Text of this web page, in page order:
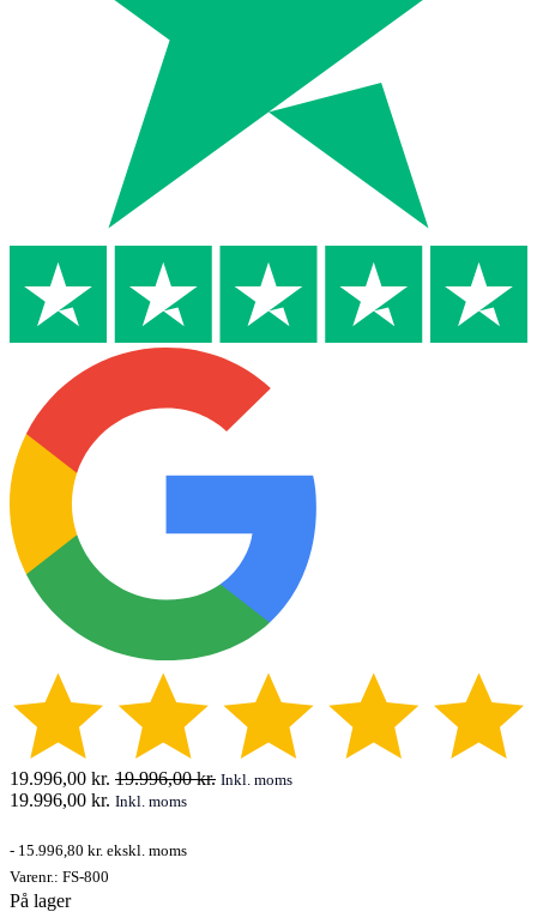
19.996,00 kr. 19.996,00kr. Inkl. moms
19.996,00 kr. Inkl. moms
- 15.996,80 kr. ekskl. moms
Varenr.: FS-800
På lager